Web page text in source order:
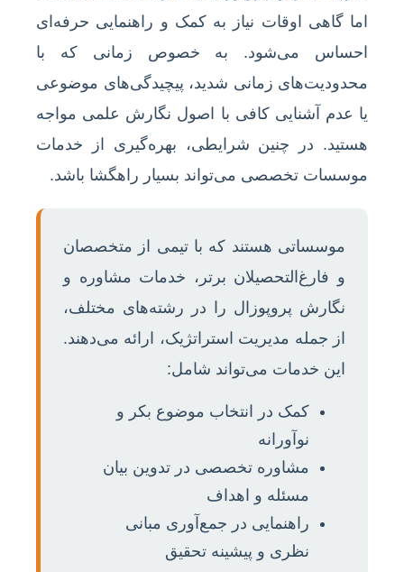
اما گاهی اوقات نیاز به کمک و راهنمایی حرفه‌ای
احساس می‌شود. به خصوص زمانی که با
محدودیت‌های زمانی شدید، پیچیدگی‌های موضوعی
یا عدم آشنایی کافی با اصول نگارش علمی مواجه
هستید. در چنین شرایطی، بهره‌گیری از خدمات
موسسات تخصصی می‌تواند بسیار راهگشا باشد.
موسساتی هستند که با تیمی از متخصصان
و فارغ‌التحصیلان برتر، خدمات مشاوره و
نگارش پروپوزال را در رشته‌های مختلف،
از جمله مدیریت استراتژیک، ارائه می‌دهند.
این خدمات می‌تواند شامل:
کمک در انتخاب موضوع بکر و
نوآورانه
مشاوره تخصصی در تدوین بیان
مسئله و اهداف
راهنمایی در جمع‌آوری مبانی
نظری و پیشینه تحقیق